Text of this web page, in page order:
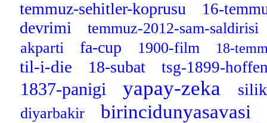
temmuz-sehitler-koprusu 16-
devrimi
temmuz-2012-sam-saldirisi
akparti
fa-cup 1900-film 18-
til-i-die 18-subat tsg-1899-
1837-panigi yapay-zeka
diyarbakir birincidunyasavasi